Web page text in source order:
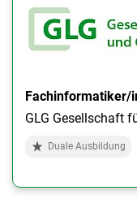
Fachinformatiker/
GLG Gesellschaft
Duale Ausbildung